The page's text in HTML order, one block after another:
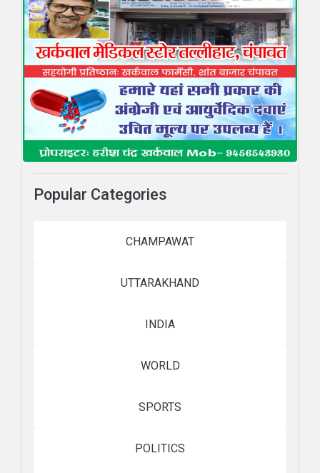
Popular Categories
CHAMPAWAT
UTTARAKHAND
INDIA
WORLD
SPORTS
POLITICS